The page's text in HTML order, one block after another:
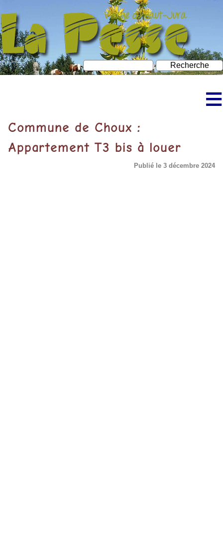
≡
Découvrir La Pesse
Bureau d’information touristique
Commune de Choux :
Appartement T3 bis à louer
Publié le 3 décembre 2024